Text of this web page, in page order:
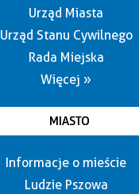
Urząd Miasta
Urząd Stanu Cywilnego
Rada Miejska
Więcej »
MIASTO
Informacje o mieście
Ludzie Pszowa